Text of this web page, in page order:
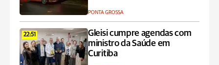
PONTA GROSSA
22:51
Gleisi cumpre agendas com
ministro da Saúde em
Curitiba